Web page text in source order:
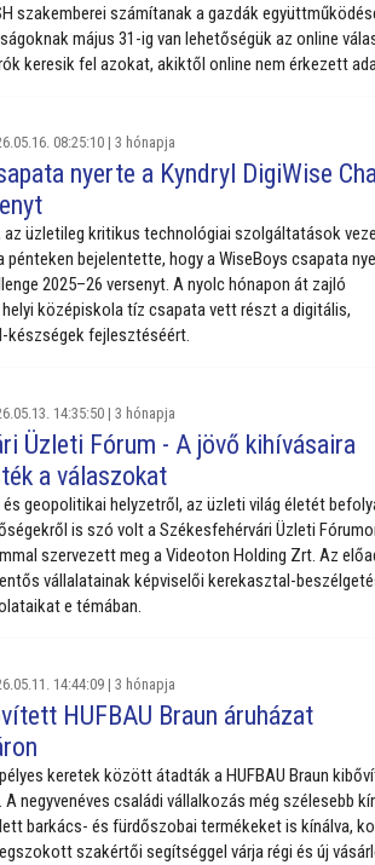
szakemberei számítanak a gazdák
május 31-ig van lehetőségük az online
keresik fel azokat, akiktől online nem érkezett
08:25:10 | 3 hónapja
nyerte a Kyndryl DigiWise
az üzletileg kritikus technológiai szolgáltatások
bejelentette, hogy a WiseBoys csapata
2025–26 versenyt. A nyolc hónapon át zajló
középiskola tíz csapata vett részt a digitális,
készségek fejlesztéséért.
14:35:50 | 3 hónapja
Üzleti Fórum - A jövő kihívásaira
a válaszokat
és geopolitikai helyzetről, az üzleti világ életét
is szó volt a Székesfehérvári Üzleti
szervezett meg a Videoton Holding Zrt. Az
vállalatainak képviselői kerekasztal-
e témában.
14:44:09 | 3 hónapja
HUFBAU Braun áruházat
keretek között átadták a HUFBAU Braun
negyvenéves családi vállalkozás még szélesebb
barkács- és fürdőszobai termékeket is kínálva,
szakértői segítséggel várja régi és új